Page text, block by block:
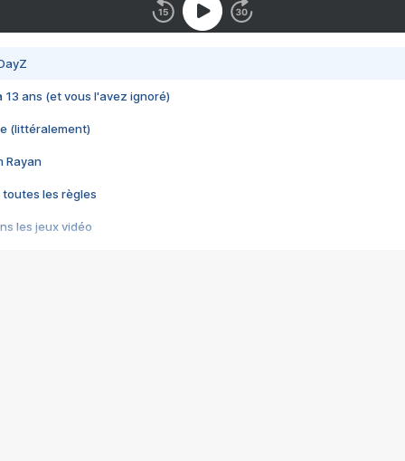
13 ans (et vous l'avez ignoré)
(littéralement)
Rayan
toutes les règles
les jeux vidéo